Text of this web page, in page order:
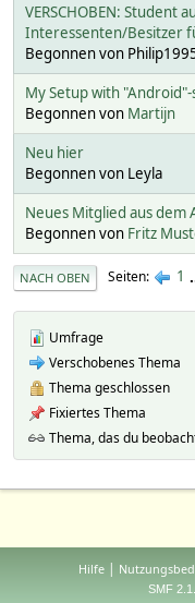
VERSCHOBEN: Student
Interessenten/Besitzer
Begonnen von
My Setup with
Begonnen von Martijn
Neu hier
Begonnen von Leyla
Neues Mitglied aus dem
Begonnen von Fritz
NACH OBEN Seiten 1
Umfrage
Verschobenes Thema
Thema geschlossen
Fixiertes Thema
Thema, das du
Hilfe |
SMF